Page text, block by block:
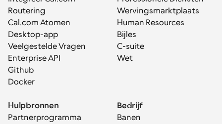
Routering
Cal.com Atomen
Desktop-app
Veelgestelde Vragen
Enterprise API
Github
Docker
Wervingsmarktplaats
Human Resources
Bijles
C-suite
Wet
Hulpbronnen
Partnerprogramma
Bedrijf
Banen